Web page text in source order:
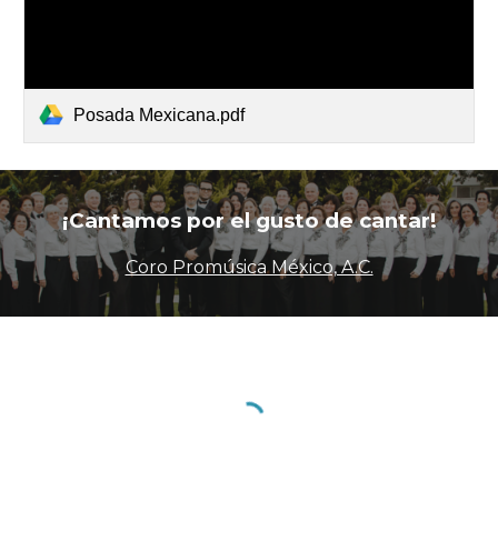
Posada Mexicana.pdf
¡Cantamos por el gusto de cantar!
Coro Promúsica México, A.C.